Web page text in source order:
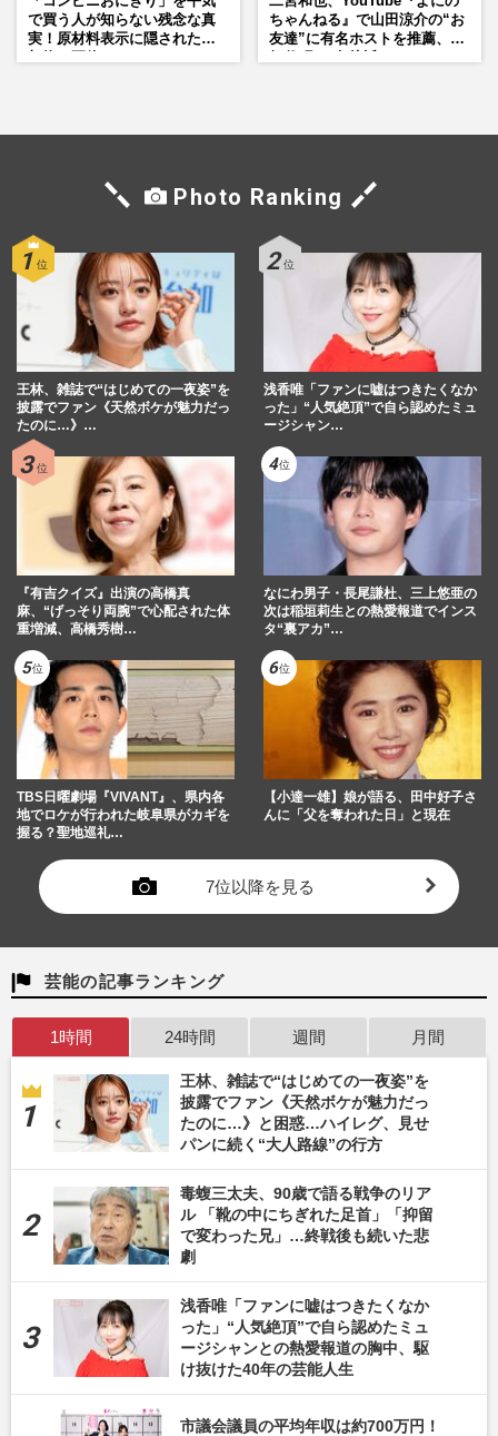
で買う人が知らない残念な真
実！原材料表示に隠された添
ちゃんねる』で山田涼介の“お
友達”に有名ホストを推薦、歌
Photo Ranking
王林、雑誌で“はじめての一夜姿”を
披露でファン《天然ボケが魅力だっ
たのに…》…
浅香唯「ファンに嘘はつきたくなか
った」“人気絶頂”で自ら認めたミュ
ージシャン…
『有吉クイズ』出演の高橋真
麻、“げっそり両腕”で心配された体
重増減、高橋秀樹…
なにわ男子・長尾謙杜、三上悠亜の
次は稲垣莉生との熱愛報道でインス
タ“裏アカ”…
TBS日曜劇場『VIVANT』、県内各
地でロケが行われた岐阜県がカギを
握る？聖地巡礼…
【小達一雄】娘が語る、田中好子さ
んに「父を奪われた日」と現在
7位以降を見る
芸能の記事ランキング
1時間 24時間 週間 月間
王林、雑誌で“はじめての一夜姿”を
披露でファン《天然ボケが魅力だっ
たのに…》と困惑…ハイレグ、見せ
パンに続く“大人路線”の行方
毒蝮三太夫、90歳で語る戦争のリア
ル 「靴の中にちぎれた足首」「抑留
で変わった兄」…終戦後も続いた悲
劇
浅香唯「ファンに嘘はつきたくなか
った」“人気絶頂”で自ら認めたミュ
ージシャンとの熱愛報道の胸中、駆
け抜けた40年の芸能人生
市議会議員の平均年収は約700万円！